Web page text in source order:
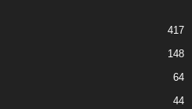
417
148
64
44